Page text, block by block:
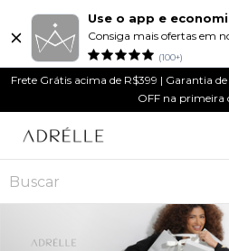
Use o app e
Consiga mais ofertas em
(100+)
Frete Grátis acima de R$399 | Garantia de
OFF na primeira